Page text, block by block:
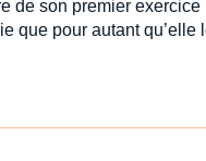
de son premier
que pour autant